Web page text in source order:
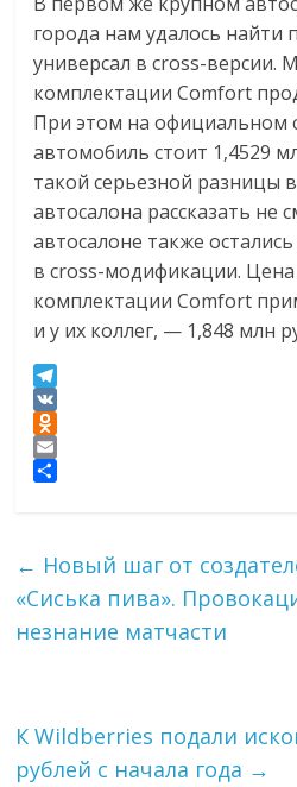
города нам удалось найти
универсал в cross-версии.
комплектации Comfort
При этом на официальном
автомобиль стоит 1,4529
такой серьезной разницы
автосалона рассказать не
автосалоне также
в cross-модификации.
комплектации Comfort
и у их коллег, — 1,848 млн
T
e
l
e
m
V
K
O
d
a
s
s
i
E
р
а
в
и
← Новый шаг от
«Сиська пива».
незнание матчасти
К Wildberries подали
рублей с начала года →